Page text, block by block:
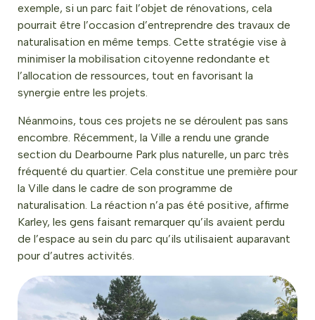
exemple, si un parc fait l’objet de rénovations, cela
pourrait être l’occasion d’entreprendre des travaux de
naturalisation en même temps. Cette stratégie vise à
minimiser la mobilisation citoyenne redondante et
l’allocation de ressources, tout en favorisant la
synergie entre les projets.
Néanmoins, tous ces projets ne se déroulent pas sans
encombre. Récemment, la Ville a rendu une grande
section du Dearbourne Park plus naturelle, un parc très
fréquenté du quartier. Cela constitue une première pour
la Ville dans le cadre de son programme de
naturalisation. La réaction n’a pas été positive, affirme
Karley, les gens faisant remarquer qu’ils avaient perdu
de l’espace au sein du parc qu’ils utilisaient auparavant
pour d’autres activités.